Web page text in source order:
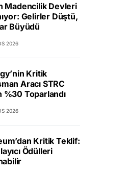
Madencilik Devleri
Gelirler Düştü,
Büyüdü
2026
Kritik
Aracı STRC
%30 Toparlandı
2026
Kritik Teklif:
Ödülleri